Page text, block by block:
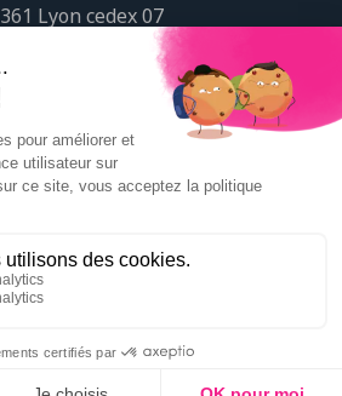
Lyon cedex 07
lyon.fr
(0)4 37 37 82 01
embed/Qm-prNOXepo